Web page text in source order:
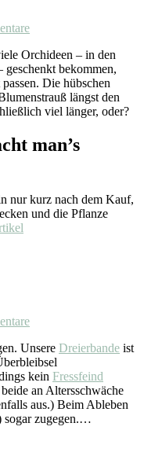
Orchideen – in den
geschenkt bekommen,
Die hübschen
längst den
viel länger, oder?
man’s
nur kurz nach dem Kauf,
und die Pflanze
Unsere Dreierbande ist
kein Fressfeind
an Altersschwäche
aus.) Beim Ableben
sogar zugegen.…